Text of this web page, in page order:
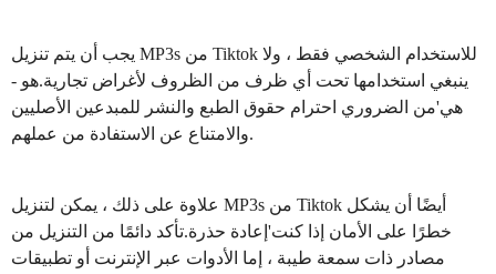
يجب أن يتم تنزيل MP3s من Tiktok للاستخدام الشخصي فقط ، ولا
ينبغي استخدامها تحت أي ظرف من الظروف لأغراض تجارية.هو -
هي'من الضروري احترام حقوق الطبع والنشر للمبدعين الأصليين
والامتناع عن الاستفادة من عملهم.
علاوة على ذلك ، يمكن لتنزيل MP3s من Tiktok أيضًا أن يشكل
خطرًا على الأمان إذا كنت'إعادة حذرة.تأكد دائمًا من التنزيل من
مصادر ذات سمعة طيبة ، إما الأدوات عبر الإنترنت أو تطبيقات